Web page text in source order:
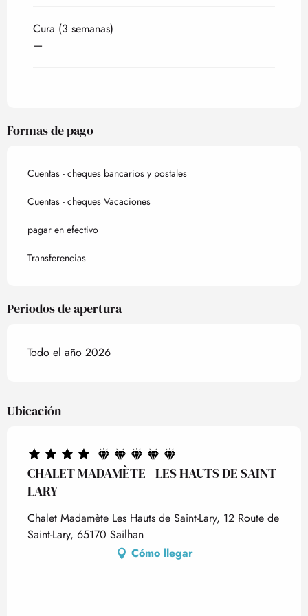
Cura (3 semanas)
—
Formas de pago
Cuentas - cheques bancarios y postales
Cuentas - cheques Vacaciones
pagar en efectivo
Transferencias
Periodos de apertura
Todo el año 2026
Ubicación
CHALET MADAMÈTE - LES HAUTS DE SAINT-
LARY
Chalet Madamète Les Hauts de Saint-Lary, 12 Route de
Saint-Lary, 65170 Sailhan
Cómo llegar